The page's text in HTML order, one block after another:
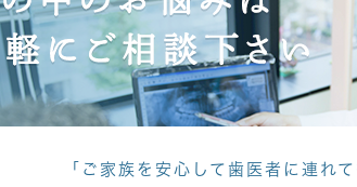
「ご家族を安心して歯医者に連れ